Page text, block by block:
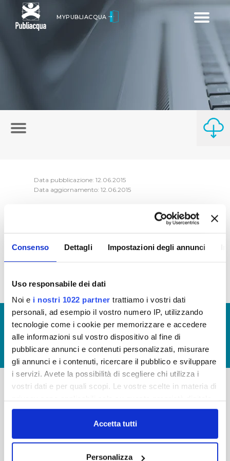
Consenso Dettagli Impostazioni degli annunci
Uso responsabile dei dati
Noi e i nostri 1022 partner trattiamo i vostri dati
personali, ad esempio il vostro numero IP, utilizzando
tecnologie come i cookie per memorizzare e accedere
alle informazioni sul vostro dispositivo al fine di
pubblicare annunci e contenuti personalizzati, misurare
gli annunci e i contenuti, ricercare il pubblico e sviluppare
i servizi. Avete la possibilità di scegliere chi utilizza i
vostri dati e per quali scopi. Le vostre scelte in materia di
in cui avete effettuato le vostre scelte. È possibile
modificare o revocare il proprio consenso in qualsiasi
momento dalla Dichiarazione sui cookie o facendo clic
Accetta tutti
Personalizza
Toggle
MYPUBLIACQUA
Data pubblicazione: 12.06.2015
Data aggiornamento: 12.06.2015
Le dichiarazioni, nelle quali i soggetti hanno
dichiarato che non esistono cause di
inconferibilità dell'incarico, sono state
raccolte e sono depositate presso la
© Copyright 2017 - 2026
GLOSSARIO
GIUDICA IL SERVIZIO
LAVORA CON NOI
-
50126 Fi
-
FAQ
PRIVACY POLICY
NOTE LEGALI